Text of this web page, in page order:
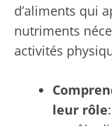
d’aliments qui
nutriments
activités
leur rôle